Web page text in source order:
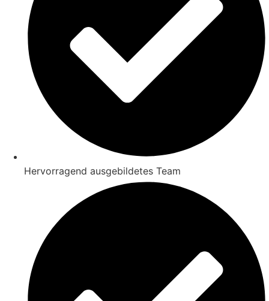
Hervorragend ausgebildetes Team